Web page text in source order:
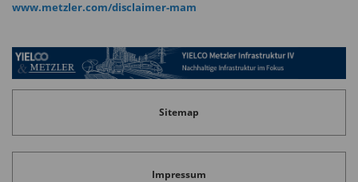
www.metzler.com/disclaimer-mam
Sitemap
Impressum